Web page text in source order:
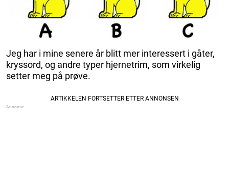
Jeg har i mine senere år blitt mer interessert i gåter,
kryssord, og andre typer hjernetrim, som virkelig
setter meg på prøve.